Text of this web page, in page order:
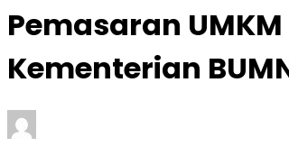
Pemasaran
Kementerian